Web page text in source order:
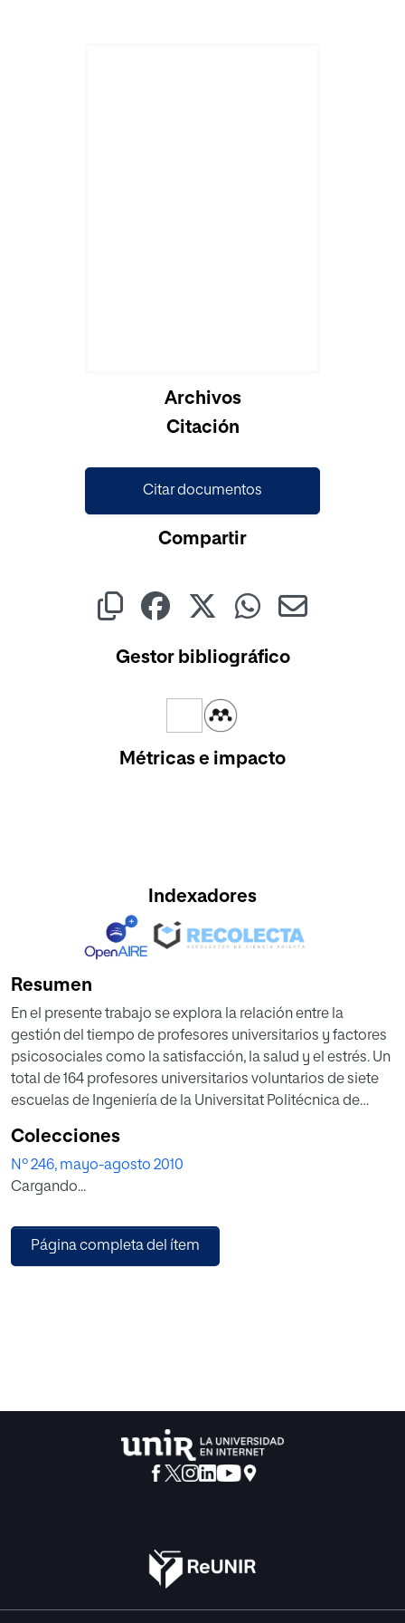
Archivos
Citación
Citar documentos
Compartir
Gestor bibliográfico
Métricas e impacto
Indexadores
Resumen
En el presente trabajo se explora la relación entre la
gestión del tiempo de profesores universitarios y factores
psicosociales como la satisfacción, la salud y el estrés. Un
total de 164 profesores universitarios voluntarios de siete
escuelas de Ingeniería de la Universitat Politécnica de
modalidades docentes (presencial, parcialmente
semipresencial y totalmente semipresencial) contestaron
el cuestionario ISTAS21 de factores psicosociales.
Los resultados muestran diferencias significativas en los
tres grupos de modalidad docente en la variable
universitarios, se sugiere una mayor implantación de
modalidades docentes, como blended learning o una
racionalización de los horarios docentes.
Colecciones
Nº 246, mayo-agosto 2010
Cargando...
Página completa del ítem